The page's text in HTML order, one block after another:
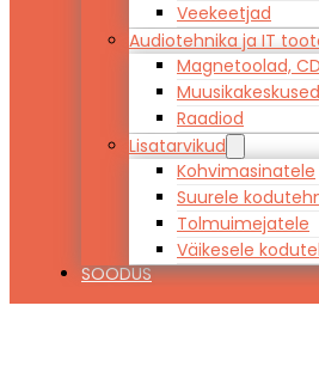
Veekeetjad
Audiotehnika ja IT
Magnetoolad,
Raadiod
Lisatarvikud
Kohvimasinatele
Suurele
Tolmuimejatele
Väikesele
SOODUS